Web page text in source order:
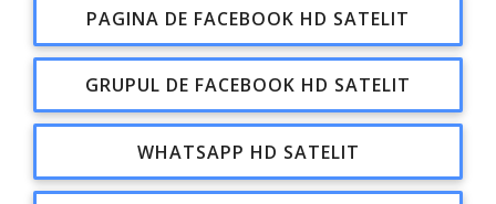
PAGINA DE FACEBOOK HD SATELIT
GRUPUL DE FACEBOOK HD SATELIT
WHATSAPP HD SATELIT